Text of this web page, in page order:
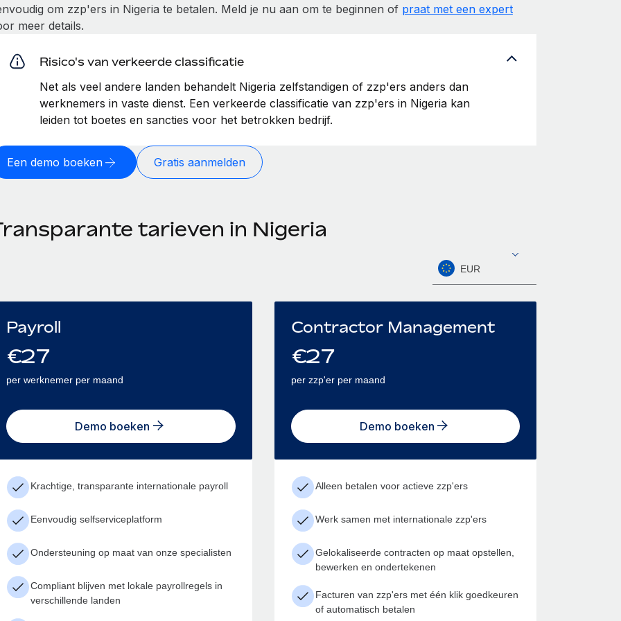
om zzp'ers in Nigeria te betalen. Meld je nu aan om te beginnen of praat met een expert
meer details.
Risico's van verkeerde classificatie
Net als veel andere landen behandelt Nigeria zelfstandigen of zzp'ers anders dan
werknemers in vaste dienst. Een verkeerde classificatie van zzp'ers in Nigeria kan
leiden tot boetes en sancties voor het betrokken bedrijf.
Een demo boeken Gratis aanmelden
tarieven in Nigeria
EUR
Payroll
€27
per werknemer per maand
Demo boeken
Krachtige, transparante internationale payroll
Eenvoudig selfserviceplatform
Ondersteuning op maat van onze specialisten
Compliant blijven met lokale payrollregels in
verschillende landen
Contractor Management
€27
per zzp'er per maand
Demo boeken
Alleen betalen voor actieve zzp'ers
Werk samen met internationale zzp'ers
Gelokaliseerde contracten op maat opstellen,
bewerken en ondertekenen
Facturen van zzp'ers met één klik goedkeuren
of automatisch betalen